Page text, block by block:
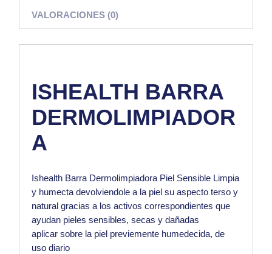
VALORACIONES (0)
ISHEALTH BARRA
DERMOLIMPIADOR
A
Ishealth Barra Dermolimpiadora Piel Sensible Limpia
y humecta devolviendole a la piel su aspecto terso y
natural gracias a los activos correspondientes que
ayudan pieles sensibles, secas y dañadas
aplicar sobre la piel previemente humedecida, de
uso diario